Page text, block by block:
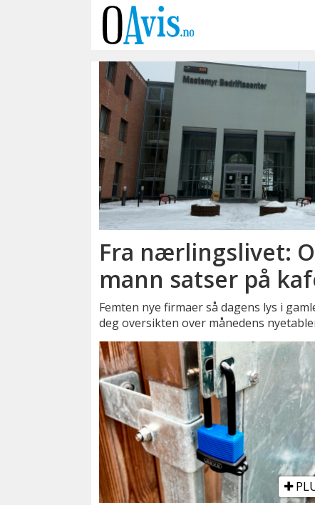
nyetablering
Fra nærlingslivet:
mann satser på
Femten nye firmaer så dagens lys i
deg oversikten over månedens